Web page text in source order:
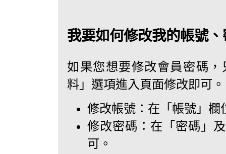
我要如何修改我的帳號
如果您想要修改會員密碼
料」選項進入頁面修改即可。
修改帳號：在「帳號」欄
修改密碼：在「密碼」
可。